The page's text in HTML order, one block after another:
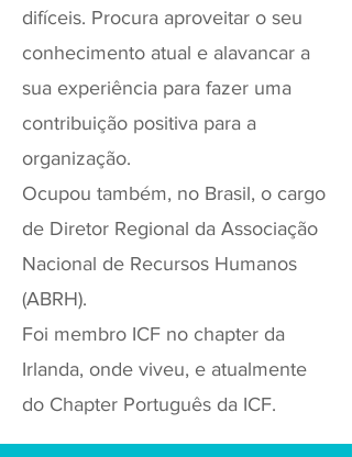
difíceis. Procura aproveitar o seu
conhecimento atual e alavancar a
sua experiência para fazer uma
contribuição positiva para a
organização.
Ocupou também, no Brasil, o cargo
de Diretor Regional da Associação
Nacional de Recursos Humanos
(ABRH).
Foi membro ICF no chapter da
Irlanda, onde viveu, e atualmente
do Chapter Português da ICF.